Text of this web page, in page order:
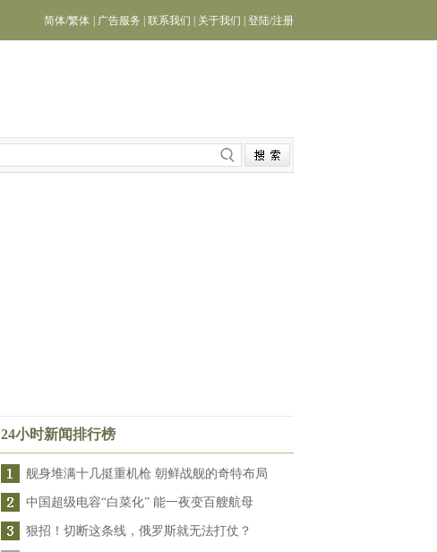
简体/繁体 广告服务 联系我们 关于我们 登陆/注册
24小时新闻排行榜
舰身堆满十几挺重机枪 朝鲜战舰的奇特布局
中国超级电容“白菜化” 能一夜变百艘航母
狠招！切断这条线，俄罗斯就无法打仗？